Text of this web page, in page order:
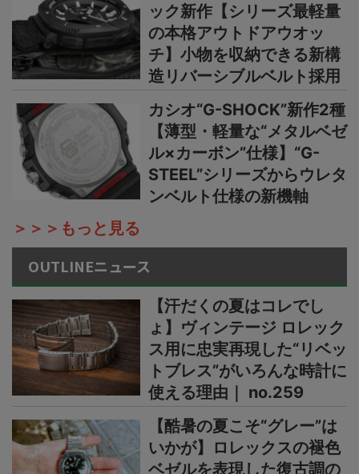
ック新作【シリーズ最軽量
の本格アウトドアウオッ
チ】小物を収納できる新構
造リバーシブルベルト採用
カシオ“G-SHOCK”新作2種
【薄型・軽量な“メタルベゼ
ル×カーボン”仕様】“G-
STEEL”シリーズからウレタ
ンベルト仕様の新機軸
＞＞＞もっと見る
OUTLINEニュース
【汗だくの夏はコレでし
ょ】ヴィンテージ ロレック
ス用に忠実再現した“リベッ
トブレス”がいろんな時計に
使える理由｜ no.259
【酷暑の夏こそ“グレー”は
いかが】ロレックスの褪色
ベゼルを表現した復古調の